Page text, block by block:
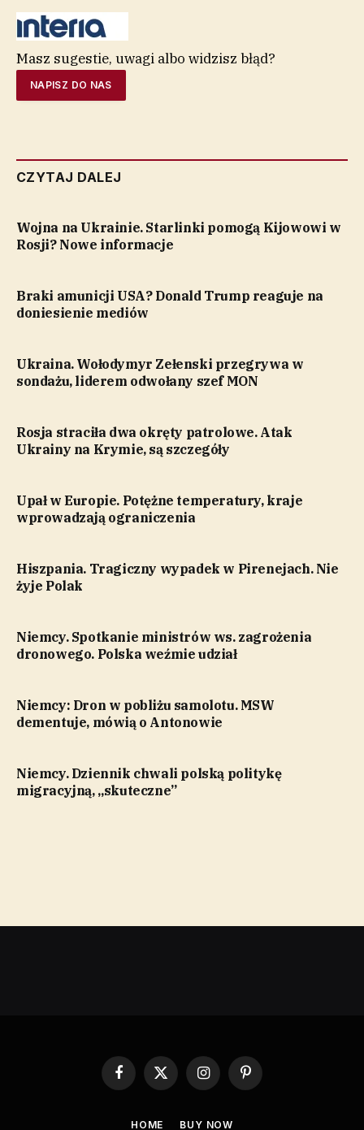
Masz sugestie, uwagi albo widzisz błąd?
NAPISZ DO NAS
CZYTAJ DALEJ
Wojna na Ukrainie. Starlinki pomogą Kijowowi w
Rosji? Nowe informacje
Braki amunicji USA? Donald Trump reaguje na
doniesienie mediów
Ukraina. Wołodymyr Zełenski przegrywa w
sondażu, liderem odwołany szef MON
Rosja straciła dwa okręty patrolowe. Atak
Ukrainy na Krymie, są szczegóły
Upał w Europie. Potężne temperatury, kraje
wprowadzają ograniczenia
Hiszpania. Tragiczny wypadek w Pirenejach. Nie
żyje Polak
Niemcy. Spotkanie ministrów ws. zagrożenia
dronowego. Polska weźmie udział
Niemcy: Dron w pobliżu samolotu. MSW
dementuje, mówią o Antonowie
Niemcy. Dziennik chwali polską politykę
migracyjną, „skuteczne”
Facebook
X
(Twitter)
InstagramPinterest
HOME BUY NOW